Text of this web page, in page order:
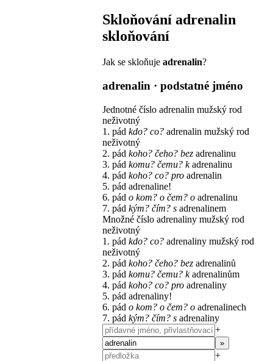
Skloňování adrenalin
skloňování
Jak se skloňuje adrenalin?
adrenalin · podstatné jméno
Jednotné číslo adrenalin mužský rod
neživotný
1. pád kdo? co? adrenalin mužský rod
neživotný
2. pád koho? čeho? bez adrenalinu
3. pád komu? čemu? kadrenalinu
4. pád koho? co? pro adrenalin
5. pád adrenaline!
6. pád o kom? o čem? o adrenalinu
7. pád kým? čím? s adrenalinem
Množné číslo adrenaliny mužský rod
neživotný
1. pád kdo? co? adrenaliny mužský rod
neživotný
2. pád koho? čeho? bez adrenalinů
3. pád komu? čemu? kadrenalinům
4. pád koho? co? pro adrenaliny
5. pád adrenaliny!
6. pád o kom? o čem? o adrenalinech
7. pád kým? čím? s adrenaliny
+
»
+